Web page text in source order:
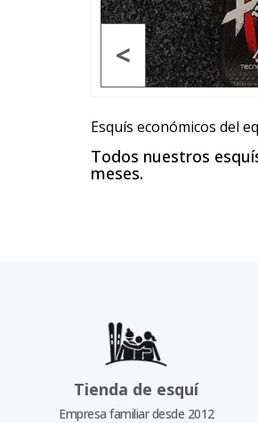
<
Esquís económicos del
Todos nuestros
meses.
Tienda de esquí
Empresa familiar desde 2012